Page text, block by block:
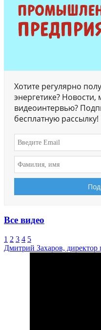
Хотите регулярно
энергетике? Новости,
видеоинтервью?
бесплатную рассылку!
Все видео
1 2 3 4 5
Дмитрий Захаров,